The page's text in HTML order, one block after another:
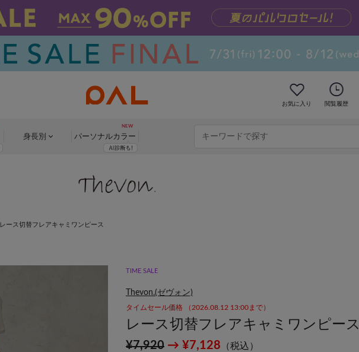
お気に入り 閲覧履歴
身長別 パーソナルカラー
レース切替フレアキャミワンピース
TIME SALE
Thevon.(ゼヴォン)
タイムセール価格 （2026.08.12 13:00まで）
レース切替フレアキャミワンピース
¥7,920 → ¥7,128 （税込）